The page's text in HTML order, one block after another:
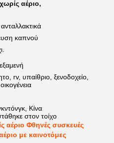
αέριο,
καπνού
rv, υπαίθριο, ξενοδοχείο,
Κίνα
στον τοίχο
αέριο Φθηνές συσκευές
με καινοτόμες